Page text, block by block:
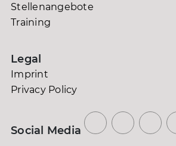
Stellenangebote
Training
Legal
Imprint
Privacy Policy
Social Media